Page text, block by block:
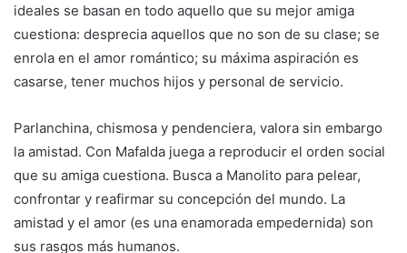
ideales se basan en todo aquello que su mejor amiga
cuestiona: desprecia aquellos que no son de su clase; se
enrola en el amor romántico; su máxima aspiración es
casarse, tener muchos hijos y personal de servicio.
Parlanchina, chismosa y pendenciera, valora sin embargo
la amistad. Con Mafalda juega a reproducir el orden social
que su amiga cuestiona. Busca a Manolito para pelear,
confrontar y reafirmar su concepción del mundo. La
amistad y el amor (es una enamorada empedernida) son
sus rasgos más humanos.